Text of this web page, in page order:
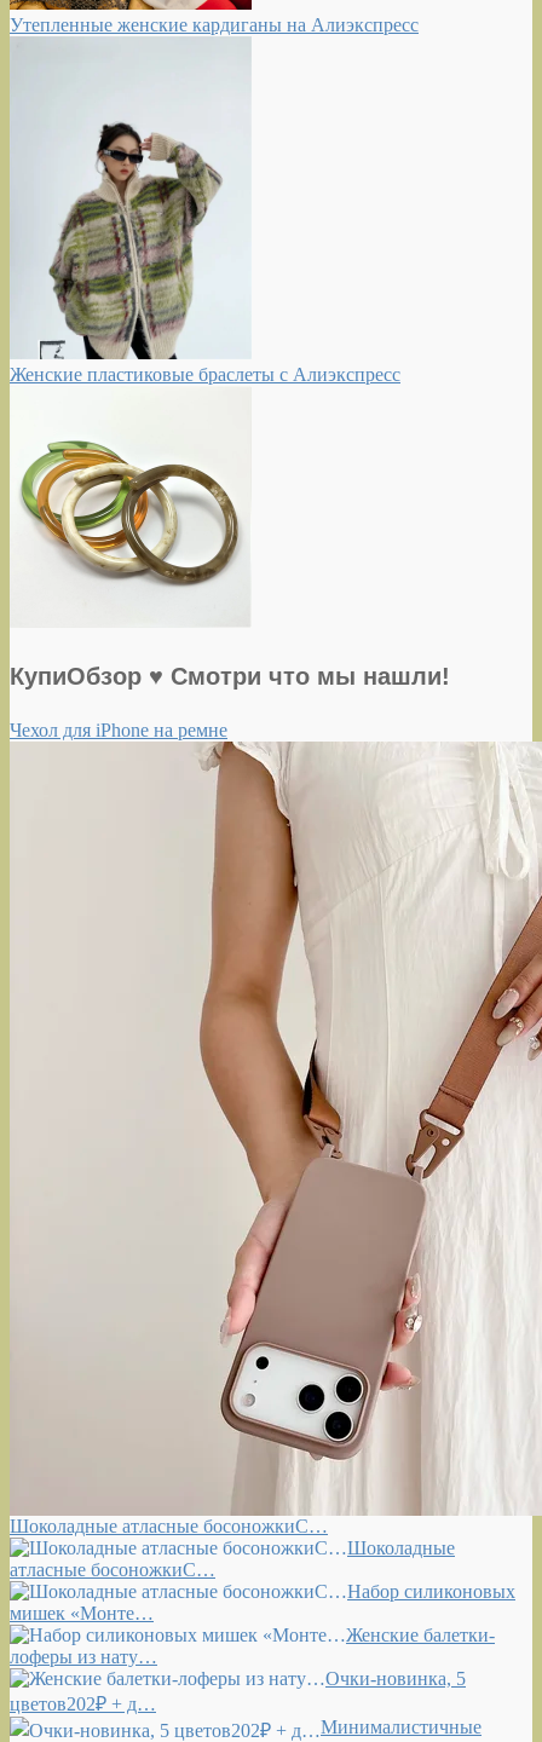
Утепленные женские кардиганы на Алиэкспресс
Женские пластиковые браслеты с Алиэкспресс
КупиОбзор ♥ Смотри что мы нашли!
Чехол для iPhone на ремне
Шоколадные атласные босоножкиС…
Шоколадные
атласные босоножкиС…
Набор силиконовых
мишек «Монте…
Женские балетки-
лоферы из нату…
Очки-новинка, 5
цветов202₽ + д…
Минималистичные